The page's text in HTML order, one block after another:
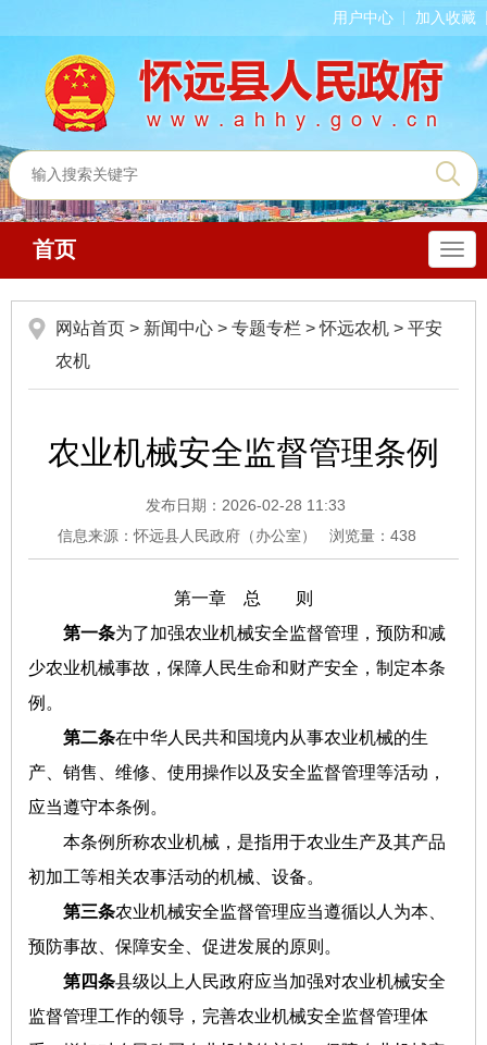
用户中心 加入收藏
导
航
首页
网站首页 > 新闻中心 > 专题专栏 > 怀远农机 > 平安
农机
农业机械安全监督管理条例
发布日期：2026-02-28 11:33
信息来源：怀远县人民政府（办公室）
浏览量： 438
第一章 总 则
第一条为了加强农业机械安全监督管理，预防和减
少农业机械事故，保障人民生命和财产安全，制定本条
例。
第二条在中华人民共和国境内从事农业机械的生
产、销售、维修、使用操作以及安全监督管理等活动，
应当遵守本条例。
本条例所称农业机械，是指用于农业生产及其产品
初加工等相关农事活动的机械、设备。
第三条农业机械安全监督管理应当遵循以人为本、
预防事故、保障安全、促进发展的原则。
第四条县级以上人民政府应当加强对农业机械安全
监督管理工作的领导，完善农业机械安全监督管理体